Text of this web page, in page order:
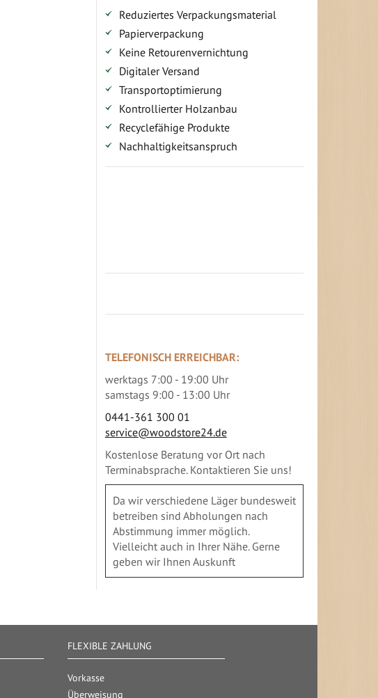
Reduziertes Verpackungsmaterial
Papierverpackung
Keine Retourenvernichtung
Digitaler Versand
Transportoptimierung
Kontrollierter Holzanbau
Recyclefähige Produkte
Nachhaltigkeitsanspruch
TELEFONISCH ERREICHBAR:
werktags 7:00 - 19:00 Uhr
samstags 9:00 - 13:00 Uhr
0441-361 300 01
service@woodstore24.de
Kostenlose Beratung vor Ort nach
Terminabsprache. Kontaktieren Sie uns!
Da wir verschiedene Läger bundesweit
betreiben sind Abholungen nach
Abstimmung immer möglich.
Vielleicht auch in Ihrer Nähe. Gerne
geben wir Ihnen Auskunft
FLEXIBLE ZAHLUNG
Vorkasse
Überweisung